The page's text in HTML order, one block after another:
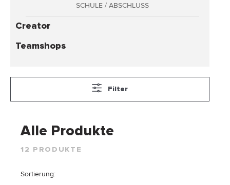
SCHULE / ABSCHLUSS
Creator
Teamshops
Filter
Alle Produkte
12 PRODUKTE
Sortierung: